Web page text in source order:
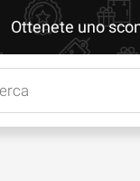
Ottenete uno